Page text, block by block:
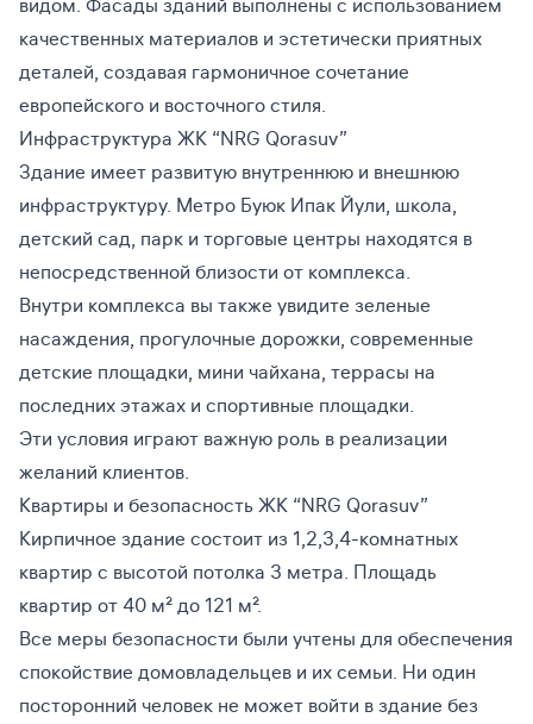
видом. Фасады зданий выполнены с использованием
качественных материалов и эстетически приятных
деталей, создавая гармоничное сочетание
европейского и восточного стиля.
Инфраструктура ЖК “NRG Qorasuv”
Здание имеет развитую внутреннюю и внешнюю
инфраструктуру. Метро Буюк Ипак Йули, школа,
детский сад, парк и торговые центры находятся в
непосредственной близости от комплекса.
Внутри комплекса вы также увидите зеленые
насаждения, прогулочные дорожки, современные
детские площадки, мини чайхана, террасы на
последних этажах и спортивные площадки.
Эти условия играют важную роль в реализации
желаний клиентов.
Квартиры и безопасность ЖК “NRG Qorasuv”
Кирпичное здание состоит из 1,2,3,4-комнатных
квартир с высотой потолка 3 метра. Площадь
квартир от 40 м² до 121 м².
Все меры безопасности были учтены для обеспечения
спокойствие домовладельцев и их семьи. Ни один
посторонний человек не может войти в здание без